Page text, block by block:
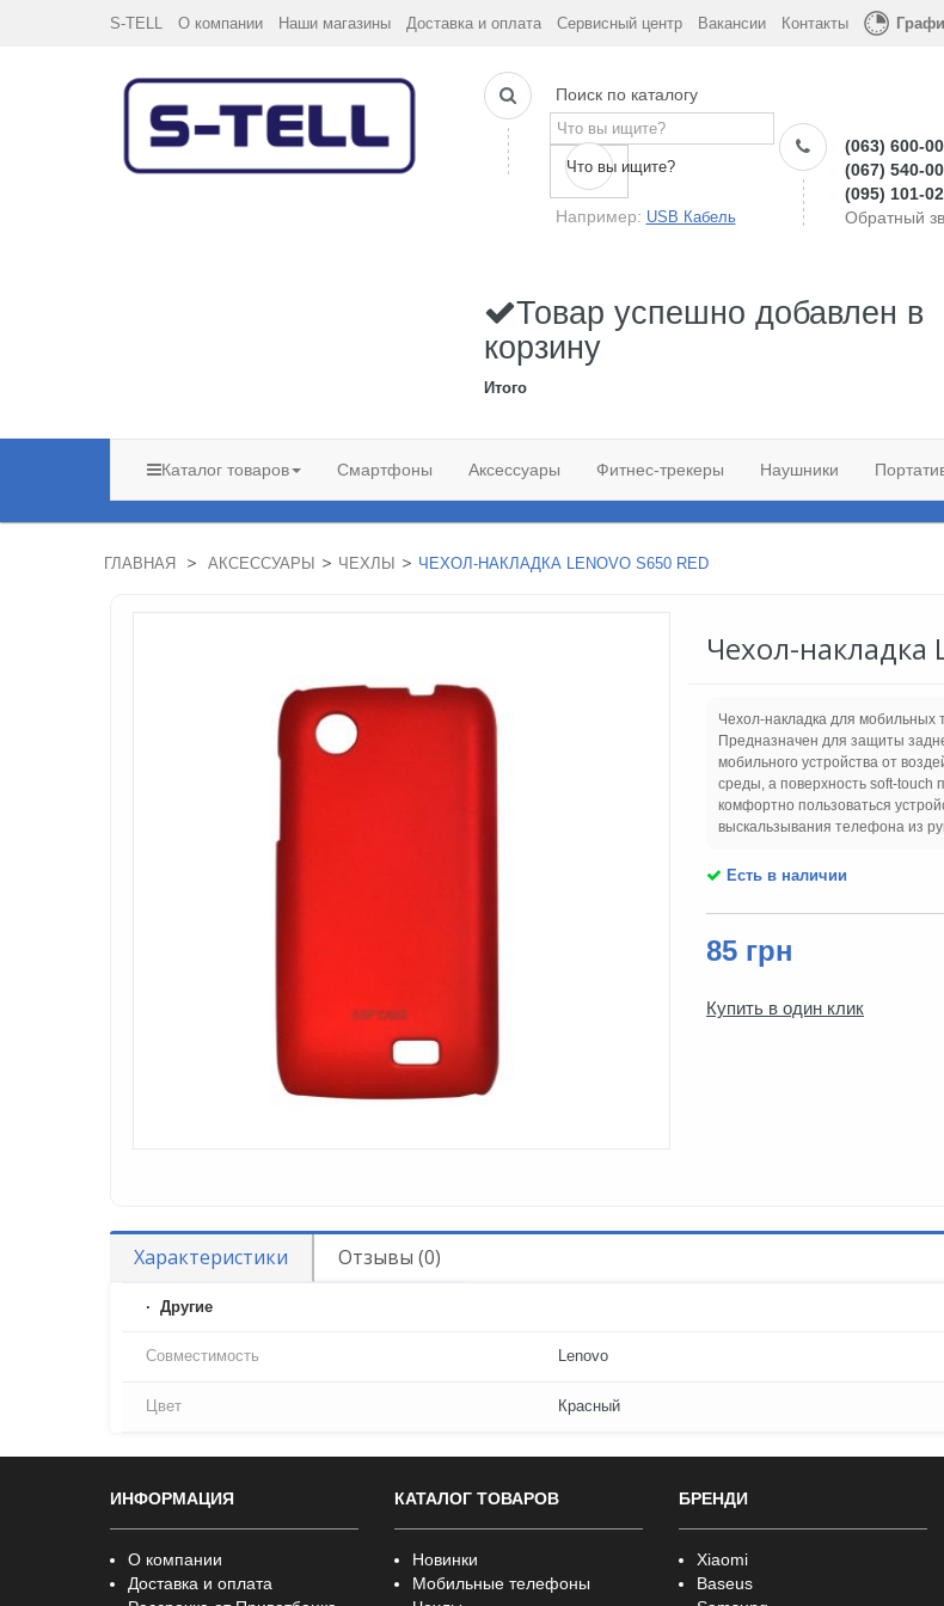
S-TELL О компании Наши магазины Доставка и оплата Сервисный центр Вакансии Контакты
Поиск по каталогу
Что вы ищите?
Например: USB Кабель
(063) 600-
(067) 540-
(095) 101-
Обратный
Товар успешно добавлен в
корзину
Итого
Каталог товаров Смартфоны Аксессуары Фитнес-трекеры Наушники
ГЛАВНАЯ > АКСЕССУАРЫ > ЧЕХЛЫ > ЧЕХОЛ-НАКЛАДКА LENOVO S650 RED
Чехол-накладка
Чехол-накладка для мобильных
Предназначен для защиты
мобильного устройства от
среды, а поверхность soft-touch
комфортно пользоваться
выскальзывания телефона из
Есть в наличии
85 грн
Купить в один клик
Характеристики Отзывы (0)
Другие
Совместимость Lenovo
Цвет Красный
ИНФОРМАЦИЯ
О компании
Доставка и оплата
КАТАЛОГ ТОВАРОВ
Новинки
Мобильные телефоны
БРЕНДИ
Xiaomi
Baseus